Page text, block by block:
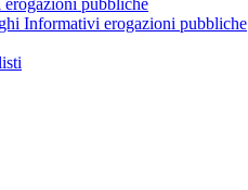
pubbliche
Informativi erogazioni pubbliche